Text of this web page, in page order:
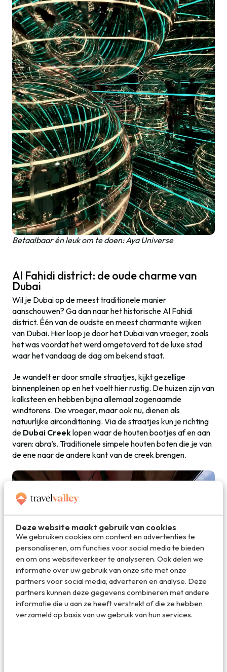
Deze website maakt gebruik van cookies
We gebruiken cookies om content en advertenties te
personaliseren, om functies voor social media te bieden
en om ons websiteverkeer te analyseren. Ook delen we
informatie over uw gebruik van onze site met onze
partners voor social media, adverteren en analyse. Deze
partners kunnen deze gegevens combineren met andere
informatie die u aan ze heeft verstrekt of die ze hebben
verzameld op basis van uw gebruik van hun services.
Betaalbaar én leuk om te doen: Aya Universe
Al Fahidi district: de oude charme van
Dubai
Wil je Dubai op de meest traditionele manier
aanschouwen? Ga dan naar het historische Al Fahidi
district. Één van de oudste en meest charmante wijken
van Dubai. Hier loop je door het Dubai van vroeger, zoals
het was voordat het werd omgetoverd tot de luxe stad
waar het vandaag de dag om bekend staat.
Je wandelt er door smalle straatjes, kijkt gezellige
binnenpleinen op en het voelt hier rustig. De huizen zijn van
kalksteen en hebben bijna allemaal zogenaamde
windtorens. Die vroeger, maar ook nu, dienen als
natuurlijke airconditioning. Via de straatjes kun je richting
de Dubai Creeklopen waar de houten bootjes af en aan
varen: abra’s. Traditionele simpele houten boten die je van
de ene naar de andere kant van de creek brengen.